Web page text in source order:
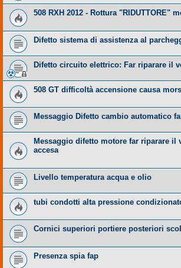
508 RXH 2012 - Rottura "RIDUTTORE"
Difetto sistema di assistenza al
Difetto circuito elettrico: Far riparare il
508 GT difficoltà accensione causa
Messaggio Difetto cambio automatico
Messaggio difetto motore far riparare il
accesa
Livello temperatura acqua e olio
tubi condotti alta pressione
Cornici superiori portiere posteriori
Presenza spia fap